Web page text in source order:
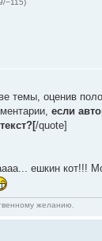
−115)
темы, оценив
если
/quote]
ешкин кот!!!
желанию.